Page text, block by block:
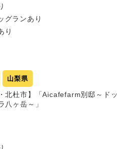
グランあり
り
山梨県
北杜市】「Aicafefarm別邸～ドッ
八ヶ岳～」